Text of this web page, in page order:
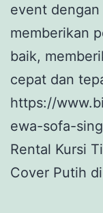
event
memberikan
baik,
cepat dan
https://
ewa-sofa-
Rental Kursi
Cover Putih